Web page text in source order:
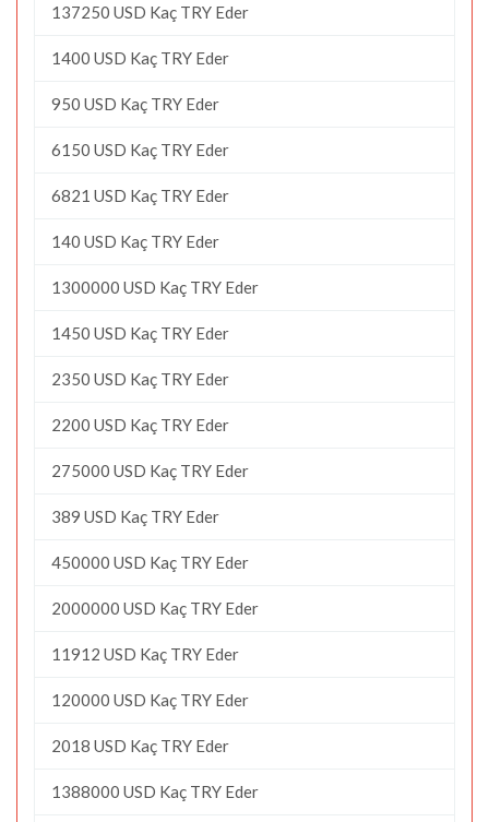
137250 USD Kaç TRY Eder
1400 USD Kaç TRY Eder
950 USD Kaç TRY Eder
6150 USD Kaç TRY Eder
6821 USD Kaç TRY Eder
140 USD Kaç TRY Eder
1300000 USD Kaç TRY Eder
1450 USD Kaç TRY Eder
2350 USD Kaç TRY Eder
2200 USD Kaç TRY Eder
275000 USD Kaç TRY Eder
389 USD Kaç TRY Eder
450000 USD Kaç TRY Eder
2000000 USD Kaç TRY Eder
11912 USD Kaç TRY Eder
120000 USD Kaç TRY Eder
2018 USD Kaç TRY Eder
1388000 USD Kaç TRY Eder